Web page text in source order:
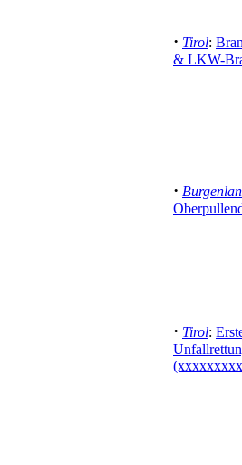
· Tirol:
& LKW-
·
· Tirol: